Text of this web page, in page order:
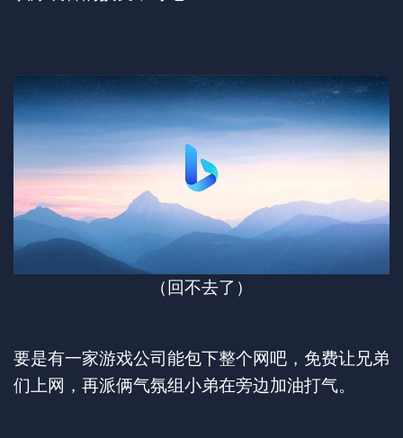
（回不去了）
要是有一家游戏公司能包下整个网吧，免费让兄弟
们上网，再派俩气氛组小弟在旁边加油打气。